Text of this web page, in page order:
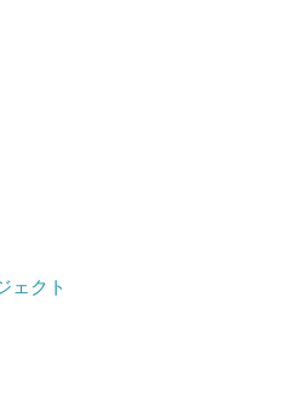
ェクト